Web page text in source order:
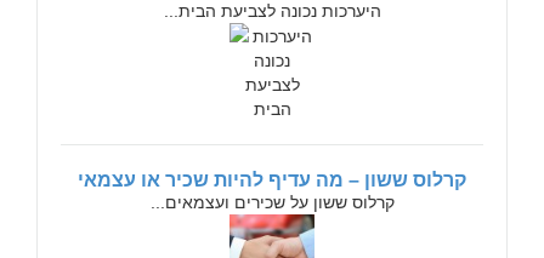
היערכות נכונה לצביעת הבית...
קרלוס ששון – מה עדיף להיות שכיר או עצמאי
קרלוס ששון על שכירים ועצמאים...